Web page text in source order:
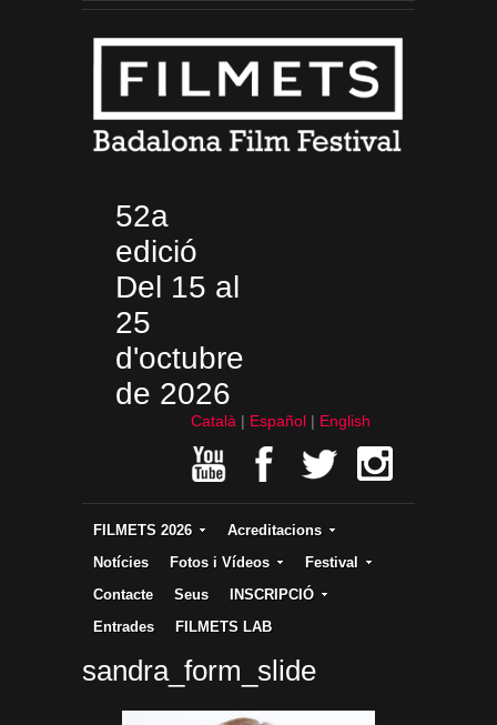
52a
edició
Del 15 al
25
d'octubre
de 2026
Català Español English
FILMETS 2026
Acreditacions
Notícies
Fotos i Vídeos
Festival
Contacte
Seus
INSCRIPCIÓ
Entrades
FILMETS LAB
sandra_form_slide